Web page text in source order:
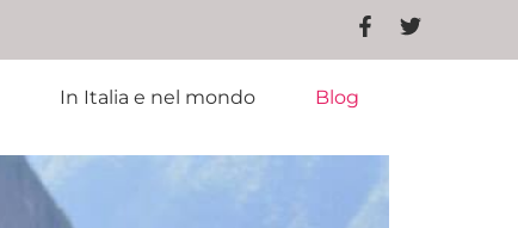
In Italia e nel mondo
Blog